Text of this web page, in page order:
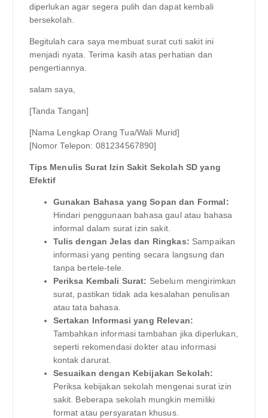
diperlukan agar segera pulih dan dapat kembali
bersekolah.
Begitulah cara saya membuat surat cuti sakit ini
menjadi nyata. Terima kasih atas perhatian dan
pengertiannya.
salam saya,
[Tanda Tangan]
[Nama Lengkap Orang Tua/Wali Murid]
[Nomor Telepon: 081234567890]
Tips Menulis Surat Izin Sakit Sekolah SD yang
Efektif
Gunakan Bahasa yang Sopan dan Formal:
Hindari penggunaan bahasa gaul atau bahasa
informal dalam surat izin sakit.
Tulis dengan Jelas dan Ringkas: Sampaikan
informasi yang penting secara langsung dan
tanpa bertele-tele.
Periksa Kembali Surat: Sebelum mengirimkan
surat, pastikan tidak ada kesalahan penulisan
atau tata bahasa.
Sertakan Informasi yang Relevan:
Tambahkan informasi tambahan jika diperlukan,
seperti rekomendasi dokter atau informasi
kontak darurat.
Sesuaikan dengan Kebijakan Sekolah:
Periksa kebijakan sekolah mengenai surat izin
sakit. Beberapa sekolah mungkin memiliki
format atau persyaratan khusus.